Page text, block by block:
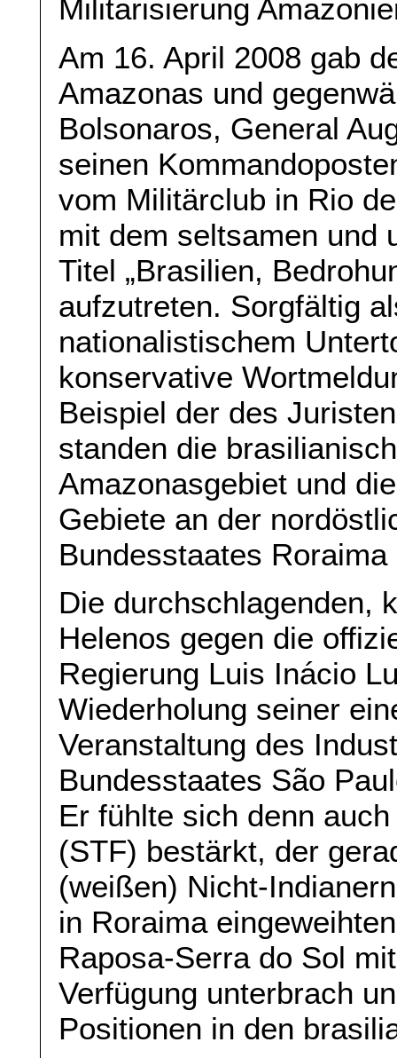
Militarisierung
Am 16. April 2008 gab
Amazonas und
Bolsonaros, General
seinen
vom Militärclub in Rio
mit dem seltsamen und
Titel „Brasilien,
aufzutreten. Sorgfältig
nationalistischem
konservative
Beispiel der des
standen die
Amazonasgebiet und
Gebiete an der
Bundesstaates
Die durchschlagenden,
Helenos gegen die
Regierung Luis Inácio
Wiederholung seiner
Veranstaltung des
Bundesstaates São
Er fühlte sich denn
(STF) bestärkt, der
(weißen) Nicht-
in Roraima
Raposa-Serra do Sol
Verfügung unterbrach
Positionen in den